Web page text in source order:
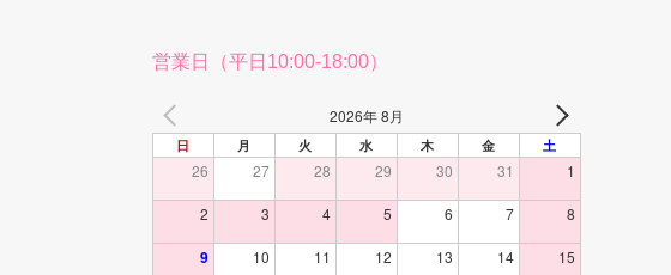
営業日（平日10:00-18:00）
2026年 8月
日 月 火 水 木 金 土
26 27 28 29 30 31 1
2 3 4 5 6 7 8
9 10 11 12 13 14 15